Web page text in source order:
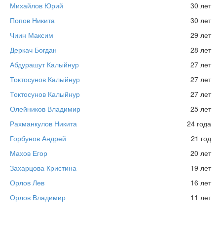
Михайлов Юрий
30 лет
Попов Никита
30 лет
Чиин Максим
29 лет
Деркач Богдан
28 лет
Абдурашут Калыйнур
27 лет
Токтосунов Калыйнур
27 лет
Токтосунов Калыйнур
27 лет
Олейников Владимир
25 лет
Рахманкулов Никита
24 года
Горбунов Андрей
21 год
Махов Егор
20 лет
Захарцова Кристина
19 лет
Орлов Лев
16 лет
Орлов Владимир
11 лет